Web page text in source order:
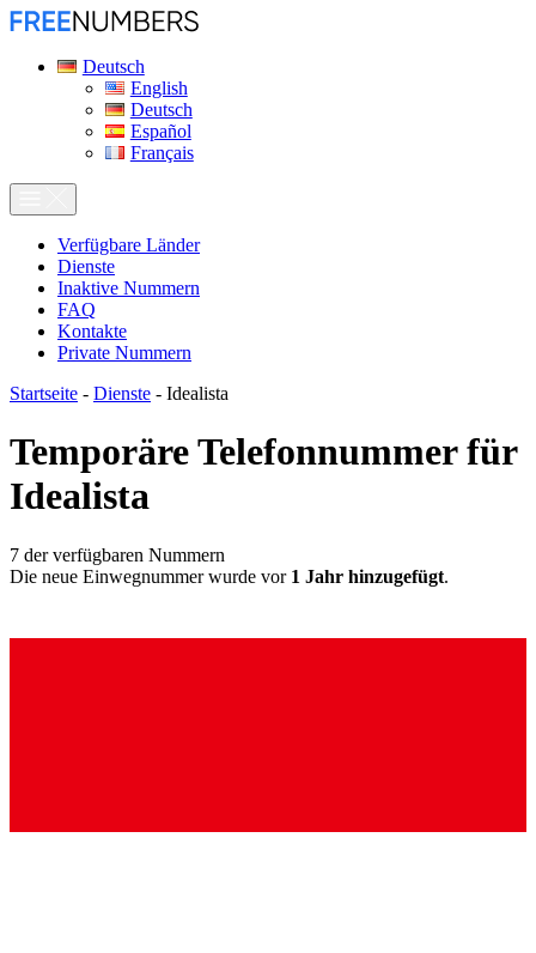
Deutsch
English
Deutsch
Español
Français
Verfügbare Länder
Dienste
Inaktive Nummern
FAQ
Kontakte
Private Nummern
Startseite - Dienste - Idealista
Temporäre Telefonnummer für
Idealista
7 der verfügbaren Nummern
Die neue Einwegnummer wurde vor 1 Jahr hinzugefügt.